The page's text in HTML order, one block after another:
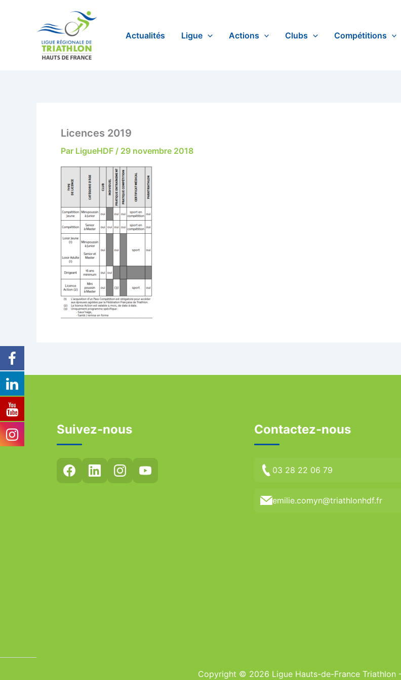
Actualités Ligue Actions Clubs Compétitions
Licences 2019
Par LigueHDF / 29 novembre 2018
Suivez-nous Contactez-nous
03 28 22 06 79
emilie.comyn@triathlonhdf.fr
Copyright © 2026 Ligue Hauts-de-France Triathlon